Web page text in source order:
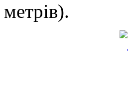
метрів).